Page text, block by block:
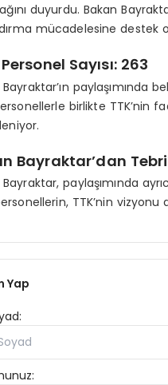
duyurdu. Bakan
mücadelesine destek
Sayısı: 263
paylaşımında
birlikte TTK’nin
Bayraktar’dan
Bayraktar, paylaşımında
TTK’nin
Yap